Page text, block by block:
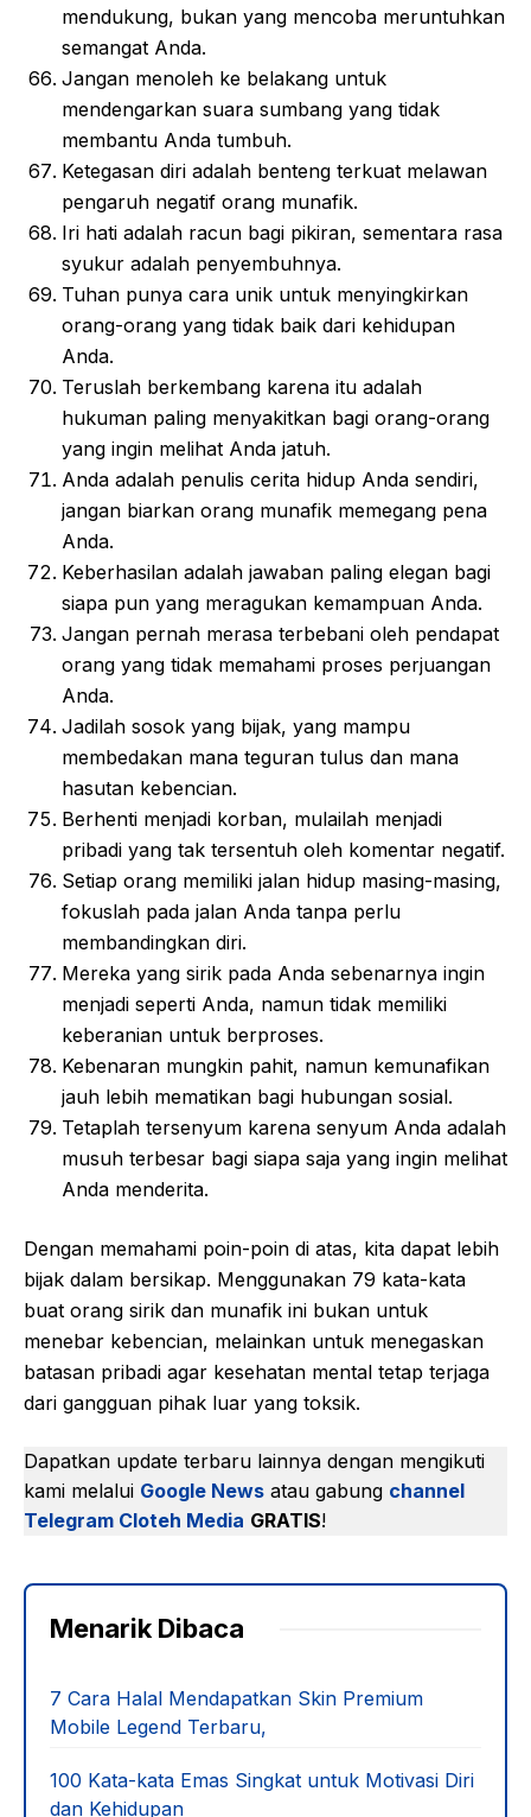
mendukung, bukan yang mencoba meruntuhkan
semangat Anda.
Jangan menoleh ke belakang untuk
mendengarkan suara sumbang yang tidak
membantu Anda tumbuh.
Ketegasan diri adalah benteng terkuat melawan
pengaruh negatif orang munafik.
Iri hati adalah racun bagi pikiran, sementara rasa
syukur adalah penyembuhnya.
Tuhan punya cara unik untuk menyingkirkan
orang-orang yang tidak baik dari kehidupan
Anda.
Teruslah berkembang karena itu adalah
hukuman paling menyakitkan bagi orang-orang
yang ingin melihat Anda jatuh.
Anda adalah penulis cerita hidup Anda sendiri,
jangan biarkan orang munafik memegang pena
Anda.
Keberhasilan adalah jawaban paling elegan bagi
siapa pun yang meragukan kemampuan Anda.
Jangan pernah merasa terbebani oleh pendapat
orang yang tidak memahami proses perjuangan
Anda.
Jadilah sosok yang bijak, yang mampu
membedakan mana teguran tulus dan mana
hasutan kebencian.
Berhenti menjadi korban, mulailah menjadi
pribadi yang tak tersentuh oleh komentar negatif.
Setiap orang memiliki jalan hidup masing-masing,
fokuslah pada jalan Anda tanpa perlu
membandingkan diri.
Mereka yang sirik pada Anda sebenarnya ingin
menjadi seperti Anda, namun tidak memiliki
keberanian untuk berproses.
Kebenaran mungkin pahit, namun kemunafikan
jauh lebih mematikan bagi hubungan sosial.
Tetaplah tersenyum karena senyum Anda adalah
musuh terbesar bagi siapa saja yang ingin melihat
Anda menderita.
Dengan memahami poin-poin di atas, kita dapat lebih
bijak dalam bersikap. Menggunakan 79 kata-kata
buat orang sirik dan munafik ini bukan untuk
menebar kebencian, melainkan untuk menegaskan
batasan pribadi agar kesehatan mental tetap terjaga
dari gangguan pihak luar yang toksik.
Dapatkan update terbaru lainnya dengan mengikuti
kami melalui Google News atau gabung channel
Telegram Cloteh Media GRATIS!
Menarik Dibaca
7 Cara Halal Mendapatkan Skin Premium
Mobile Legend Terbaru,
100 Kata-kata Emas Singkat untuk Motivasi Diri
dan Kehidupan